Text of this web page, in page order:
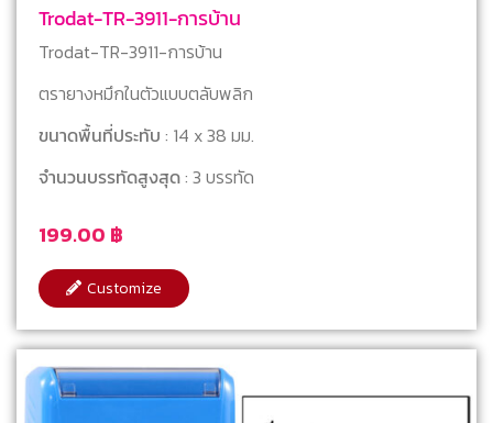
Trodat-TR-3911-การบ้าน
199.00 ฿
Trodat-TR-3911-การบ้าน
ตรายางหมึกในตัวแบบตลับพลิก
ขนาดพื้นที่ประทับ : 14 x 38 มม.
จำนวนบรรทัดสูงสุด: 3 บรรทัด
Customize